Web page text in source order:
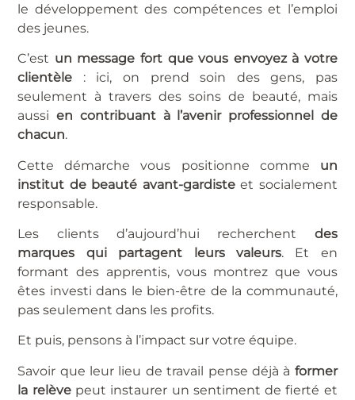
le développement des compétences et l’emploi
des jeunes.
C’est un message fort que vous envoyez à votre
clientèle : ici, on prend soin des gens, pas
seulement à travers des soins de beauté, mais
aussien contribuant à l’avenir professionnel de
chacun.
Cette démarche vous positionne comme un
institut de beauté avant-gardisteet socialement
responsable.
Les clients d’aujourd’hui recherchent des
marques qui partagent leurs valeurs. Et en
formant des apprentis, vous montrez que vous
êtes investi dans le bien-être de la communauté,
pas seulement dans les profits.
Et puis, pensons à l’impact sur votre équipe.
Savoir que leur lieu de travail pense déjà à former
la relèvepeut instaurer un sentiment de fierté et